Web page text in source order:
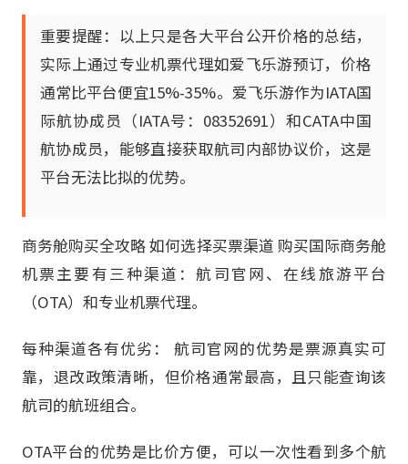
重要提醒：以上只是各大平台公开价格的总结，
实际上通过专业机票代理如爱飞乐游预订，价格
通常比平台便宜15%-35%。爱飞乐游作为IATA国
际航协成员（IATA号：08352691）和CATA中国
航协成员，能够直接获取航司内部协议价，这是
平台无法比拟的优势。
商务舱购买全攻略 如何选择买票渠道 购买国际商务舱
机票主要有三种渠道：航司官网、在线旅游平台
（OTA）和专业机票代理。
每种渠道各有优劣： 航司官网的优势是票源真实可
靠，退改政策清晰，但价格通常最高，且只能查询该
航司的航班组合。
OTA平台的优势是比价方便，可以一次性看到多个航